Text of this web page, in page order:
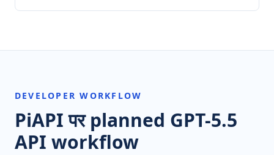
DEVELOPER WORKFLOW
PiAPI पर planned GPT-5.5
API workflow